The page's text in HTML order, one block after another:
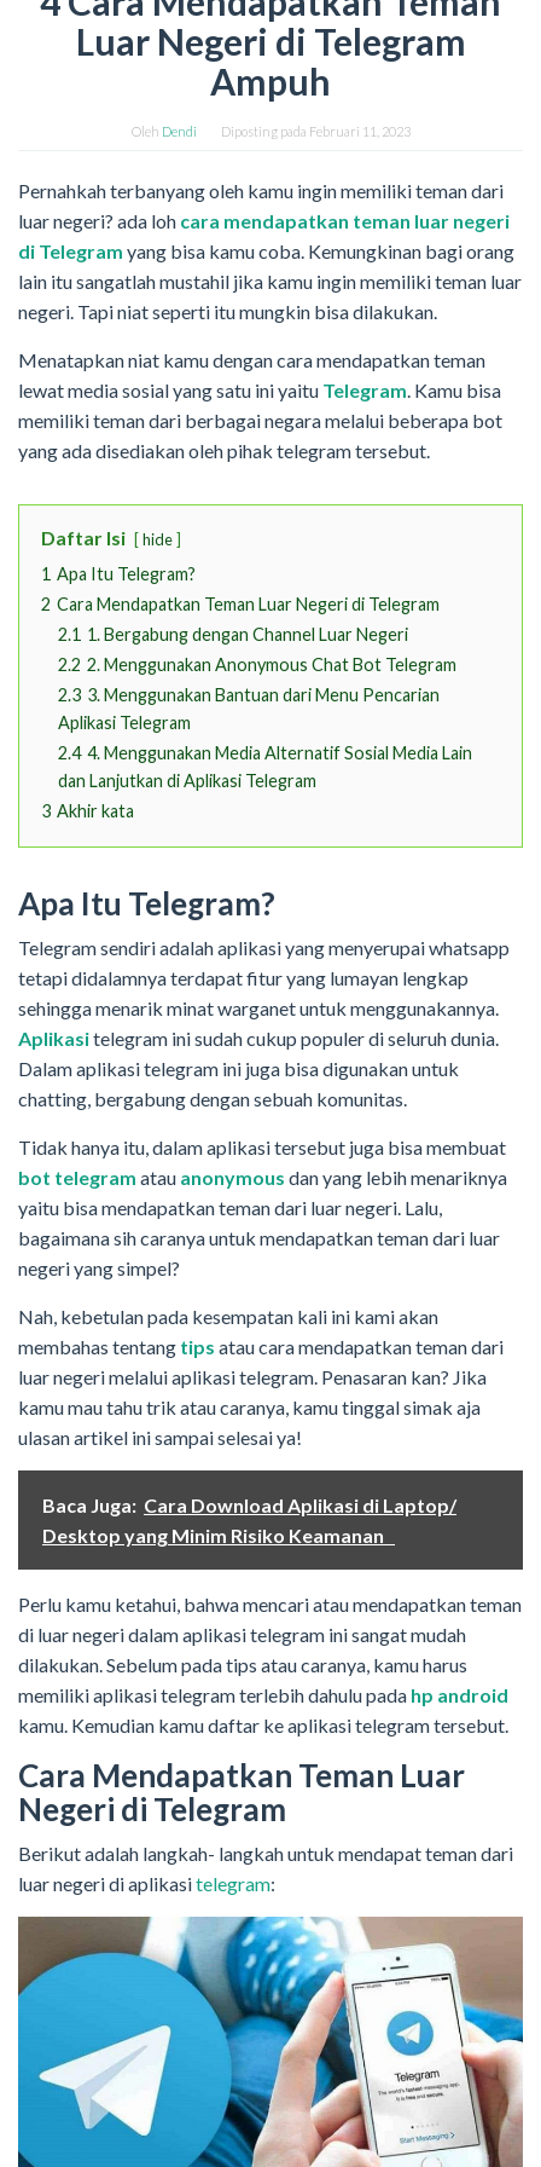
Luar Negeri di Telegram
Ampuh
Oleh Dendi Diposting pada Februari 11, 2023
Pernahkah terbanyang oleh kamu ingin memiliki teman dari
luar negeri? ada loh cara mendapatkan teman luar negeri
di Telegram yang bisa kamu coba. Kemungkinan bagi orang
lain itu sangatlah mustahil jika kamu ingin memiliki teman luar
negeri. Tapi niat seperti itu mungkin bisa dilakukan.
Menatapkan niat kamu dengan cara mendapatkan teman
lewat media sosial yang satu ini yaitu Telegram. Kamu bisa
memiliki teman dari berbagai negara melalui beberapa bot
yang ada disediakan oleh pihak telegram tersebut.
Daftar Isi hide
1 Apa Itu Telegram?
2 Cara Mendapatkan Teman Luar Negeri di Telegram
2.1 1. Bergabung dengan Channel Luar Negeri
2.2 2. Menggunakan Anonymous Chat Bot Telegram
2.3 3. Menggunakan Bantuan dari Menu Pencarian
Aplikasi Telegram
2.4 4. Menggunakan Media Alternatif Sosial Media Lain
dan Lanjutkan di Aplikasi Telegram
3 Akhir kata
Apa Itu Telegram?
Telegram sendiri adalah aplikasi yang menyerupai whatsapp
tetapi didalamnya terdapat fitur yang lumayan lengkap
sehingga menarik minat warganet untuk menggunakannya.
Aplikasitelegram ini sudah cukup populer di seluruh dunia.
Dalam aplikasi telegram ini juga bisa digunakan untuk
chatting, bergabung dengan sebuah komunitas.
Tidak hanya itu, dalam aplikasi tersebut juga bisa membuat
bot telegram atau anonymous dan yang lebih menariknya
yaitu bisa mendapatkan teman dari luar negeri. Lalu,
bagaimana sih caranya untuk mendapatkan teman dari luar
negeri yang simpel?
Nah, kebetulan pada kesempatan kali ini kami akan
membahas tentang tips atau cara mendapatkan teman dari
luar negeri melalui aplikasi telegram. Penasaran kan? Jika
kamu mau tahu trik atau caranya, kamu tinggal simak aja
ulasan artikel ini sampai selesai ya!
Baca Juga: Cara Download Aplikasi di Laptop/
Desktop yang Minim Risiko Keamanan
Perlu kamu ketahui, bahwa mencari atau mendapatkan teman
di luar negeri dalam aplikasi telegram ini sangat mudah
dilakukan. Sebelum pada tips atau caranya, kamu harus
memiliki aplikasi telegram terlebih dahulu pada hp android
kamu. Kemudian kamu daftar ke aplikasi telegram tersebut.
Cara Mendapatkan Teman Luar
Negeri di Telegram
Berikut adalah langkah- langkah untuk mendapat teman dari
luar negeri di aplikasitelegram: